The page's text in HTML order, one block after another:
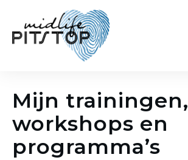
Mijn trainingen,
workshops en
programma’s